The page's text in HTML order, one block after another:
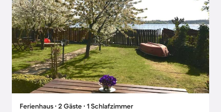
Ferienhaus ∙ 2 Gäste ∙ 1 Schlafzimmer